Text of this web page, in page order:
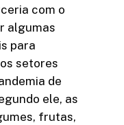
com o
algumas
para
setores
de
ele, as
frutas,